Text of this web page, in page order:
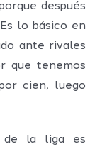
después
lo básico en
ante rivales
que tenemos
cien, luego
de la liga es